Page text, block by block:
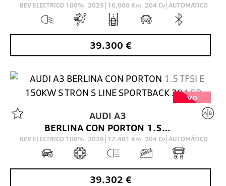
BEV ELECTRICO 100% 2025 16.000 Km 204 Cv AUTOMÁTICO
39.300 €
VO
AUDI A3
BERLINA CON PORTON 1.5 TFSI E 150KW S TRON S LINE SPORTBACK 204 5P
BEV ELECTRICO 100% 2026 12.481 Km 204 Cv AUTOMÁTICO
39.302 €